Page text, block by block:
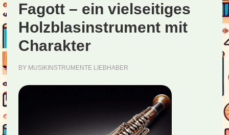
Fagott – ein vielseitiges
Holzblasinstrument mit
Charakter
BY MUSIKINSTRUMENTE LIEBHABER